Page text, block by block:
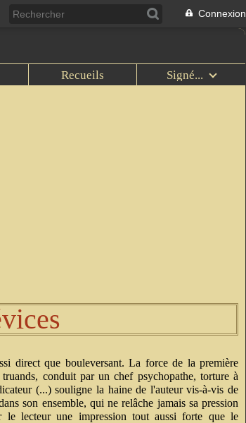
Connexion
Recueils Signé...
direct que bouleversant. La force de la première
conduit par un chef psychopathe, torture à
(...) souligne la haine de l'auteur vis-à-vis de
son ensemble, qui ne relâche jamais sa pression
le lecteur une impression tout aussi forte que le